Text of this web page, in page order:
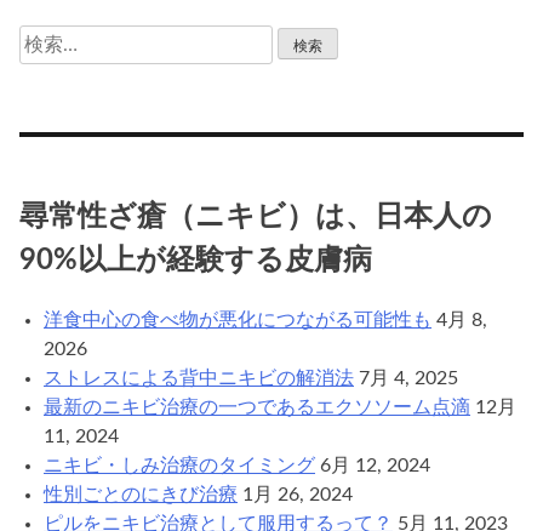
キ
ビ
原
因
と
キ
治
療
方
法
検
索:
尋常性ざ瘡（ニキビ）は、日本人の
90%以上が経験する皮膚病
洋食中心の食べ物が悪化につながる可能性も 4月 8,
2026
ストレスによる背中ニキビの解消法 7月 4, 2025
最新のニキビ治療の一つであるエクソソーム点滴 12月
11, 2024
ニキビ・しみ治療のタイミング 6月 12, 2024
性別ごとのにきび治療 1月 26, 2024
ピルをニキビ治療として服用するって？ 5月 11, 2023